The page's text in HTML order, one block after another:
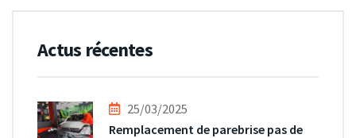
Actus récentes
25/03/2025
Remplacement de parebrise pas de